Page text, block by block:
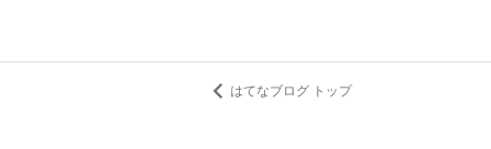
はてなブログ トップ